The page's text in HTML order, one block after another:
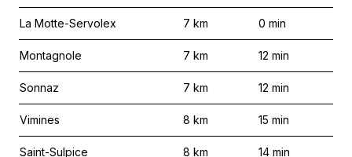
La Motte-Servolex 7 km 0 min
Montagnole 7 km 12 min
Sonnaz 7 km 12 min
Vimines 8 km 15 min
Saint-Sulpice 8 km 14 min